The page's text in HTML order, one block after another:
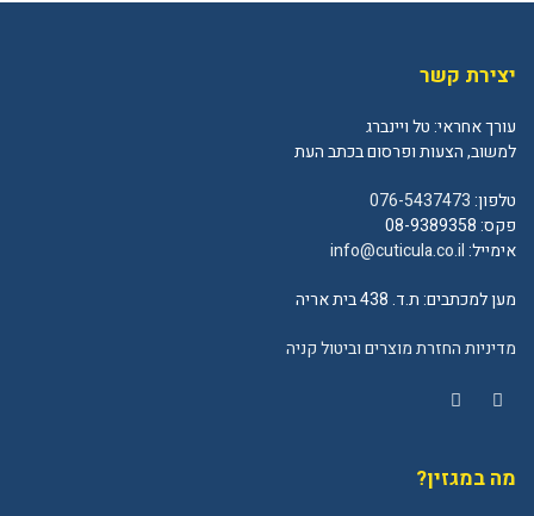
יצירת קשר
עורך אחראי: טל ויינברג
למשוב, הצעות ופרסום בכתב העת
טלפון:076-5437473
פקס: 08-9389358
אימייל:info@cuticula.co.il
מען למכתבים: ת.ד. 438 בית אריה
מדיניות החזרת מוצרים וביטול קניה
מה במגזין?